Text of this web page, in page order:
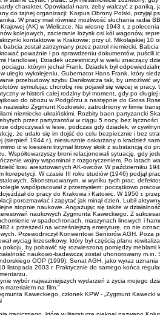
wybór najważniejszych wydarzeń z życia mojego
materiałem na film.”
Kaweckiego, członek KPW - „Zygmunt